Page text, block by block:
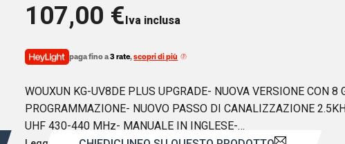
107,00 €Iva inclusa
paga fino a3 rate,scopri di più
WOUXUN KG-UV8DE PLUS UPGRADE- NUOVA VERSIONE CON
PROGRAMMAZIONE- NUOVO PASSO DI CANALIZZAZIONE
UHF 430-440 MHz- MANUALE IN INGLESE-…